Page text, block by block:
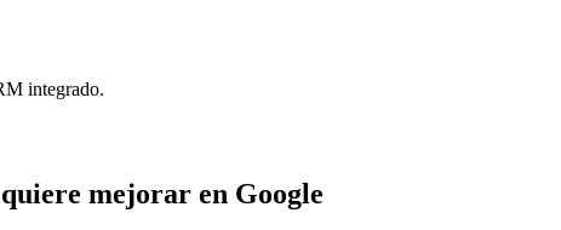
integrado.
mejorar en Google